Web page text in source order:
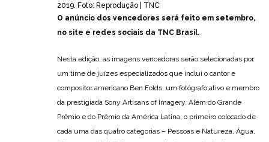
2019. Foto: Reprodução | TNC
O anúncio dos vencedores será feito em setembro,
no site e redes sociais da TNC Brasil.
Nesta edição, as imagens vencedoras serão selecionadas por
um time de juízes especializados que inclui o cantor e
compositor americano Ben Folds, um fotógrafo ativo e membro
da prestigiada Sony Artisans of Imagery. Além do Grande
Prêmio e do Prêmio da América Latina, o primeiro colocado de
cada uma das quatro categorias – Pessoas e Natureza, Água,